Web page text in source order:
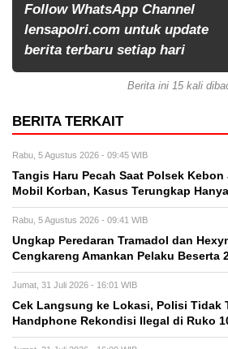
Follow WhatsApp Channel
lensapolri.com untuk update
berita terbaru setiap hari
Berita ini 15 kali
BERITA TERKAIT
Rabu, 5 Agustus 2026 - 09:45 WIB
Tangis Haru Pecah Saat Polsek
Mobil Korban, Kasus Terungkap
Rabu, 5 Agustus 2026 - 09:41 WIB
Ungkap Peredaran Tramadol dan
Cengkareng Amankan Pelaku Beserta
Jumat, 31 Juli 2026 - 16:01 WIB
Cek Langsung ke Lokasi, Polisi Tidak
Handphone Rekondisi Ilegal di Ruko